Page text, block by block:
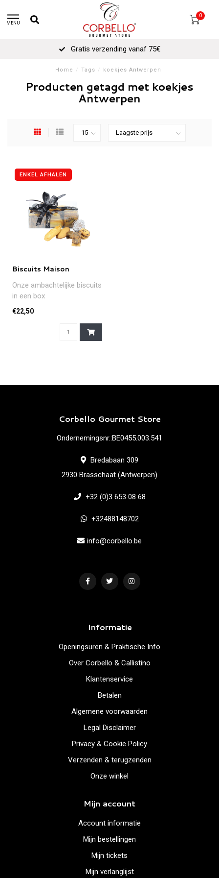
MENU
0
Gratis verzending vanaf 75€
Home / Tags / koekjes Antwerpen
Producten getagd met koekjes
Antwerpen
ENKEL AFHALEN
Biscuits Maison
Onze ambachtelijke biscuits
in een box
€22,50
Corbello Gourmet Store
Ondernemingsnr.:BE0455.003.541
Bredabaan 309
2930 Brasschaat (Antwerpen)
+32 (0)3 653 08 68
+32488148702
info@corbello.be
Informatie
Openingsuren & Praktische Info
Over Corbello & Callistino
Klantenservice
Betalen
Algemene voorwaarden
Legal Disclaimer
Privacy & Cookie Policy
Verzenden & terugzenden
Onze winkel
Mijn account
Account informatie
Mijn bestellingen
Mijn tickets
Mijn verlanglijst